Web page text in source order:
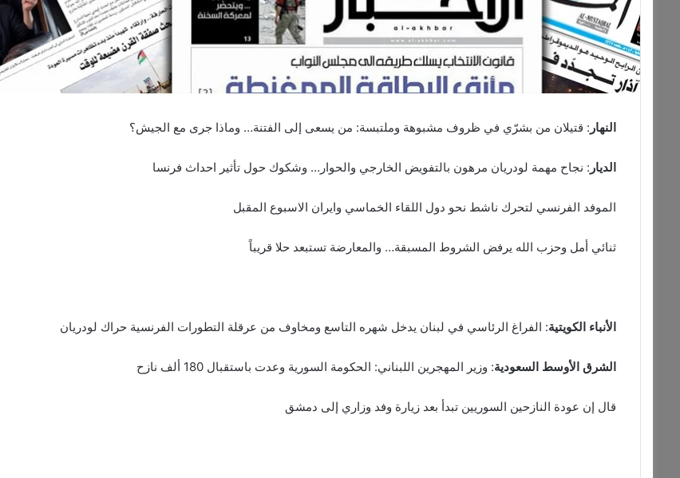
النهار : قتيلان من بشرّي في ظروف مشبوهة وملتبسة: من يسعى إلى الفتنة… وماذا جرى مع الجيش؟
الديار : نجاح مهمة لودريان مرهون بالتفويض الخارجي والحوار… وشكوك حول تأثير احداث فرنسا
الموفد الفرنسي لتحرك ناشط نحو دول اللقاء الخماسي وايران الاسبوع المقبل
ثنائي أمل وحزب الله يرفض الشروط المسبقة… والمعارضة تستبعد حلا قريباً
الأنباء الكويتية: الفراغ الرئاسي في لبنان يدخل شهره التاسع ومخاوف من عرقلة التطورات الفرنسية حراك لودريان
الشرق الأوسط السعودية: وزير المهجرين اللبناني: الحكومة السورية وعدت باستقبال 180 ألف نازح
قال إن عودة النازحين السوريين تبدأ بعد زيارة وفد وزاري إلى دمشق